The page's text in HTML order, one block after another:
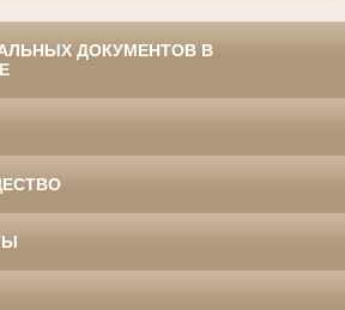
ДОКУМЕНТОВ В